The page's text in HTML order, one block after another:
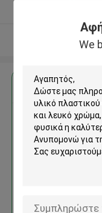
We
Αποκτήστε